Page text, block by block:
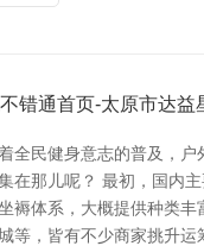
错通首页-太原市达益
全民健身意志的普及，
在那儿呢？ 最初，国内
褥体系，大概提供种类
等，皆有不少商家挑升运